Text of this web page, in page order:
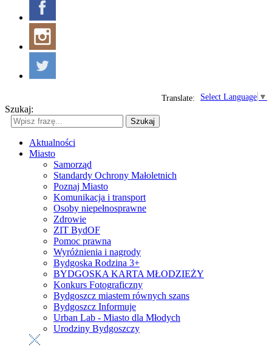
Select Language ▼
Translate:
Szukaj:
Szukaj
Aktualności
Miasto
Samorząd
Standardy Ochrony Małoletnich
Poznaj Miasto
Komunikacja i transport
Osoby niepełnosprawne
Zdrowie
ZIT BydOF
Pomoc prawna
Wyróżnienia i nagrody
Bydgoska Rodzina 3+
BYDGOSKA KARTA MŁODZIEŻY
Konkurs Fotograficzny
Bydgoszcz miastem równych szans
Bydgoszcz Informuje
Urban Lab - Miasto dla Młodych
Urodziny Bydgoszczy